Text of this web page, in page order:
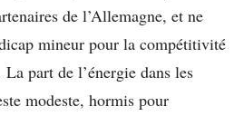
de l’Allemagne, et ne
mineur pour la compétitivité
part de l’énergie dans les
modeste, hormis pour